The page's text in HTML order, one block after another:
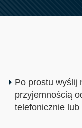
Po prostu wyślij
przyjemnością
telefonicznie lub